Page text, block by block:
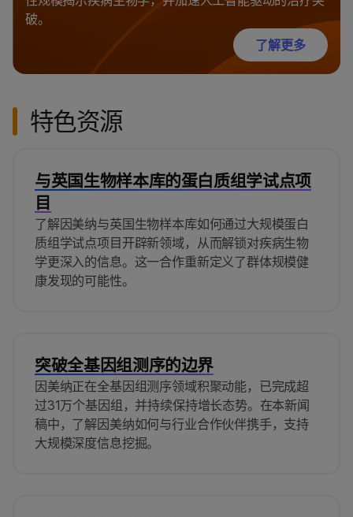
破。
了解更多
特色资源
与英国生物样本库的蛋白质组学试点项
目
了解因美纳与英国生物样本库如何通过大规模蛋白
质组学试点项目开辟新领域，从而解锁对疾病生物
学更深入的信息。这一合作重新定义了群体规模健
康发现的可能性。
突破全基因组测序的边界
因美纳正在全基因组测序领域积聚动能，已完成超
过31万个基因组，并持续保持增长态势。在本新闻
稿中，了解因美纳如何与行业合作伙伴携手，支持
大规模深度信息挖掘。